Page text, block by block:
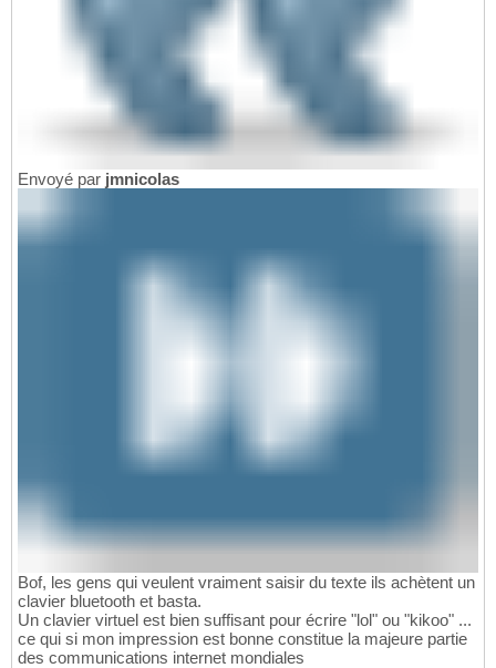
Envoyé par jmnicolas
Bof, les gens qui veulent vraiment saisir du texte ils achètent un
clavier bluetooth et basta.
Un clavier virtuel est bien suffisant pour écrire "lol" ou "kikoo" ...
ce qui si mon impression est bonne constitue la majeure partie
des communications internet mondiales